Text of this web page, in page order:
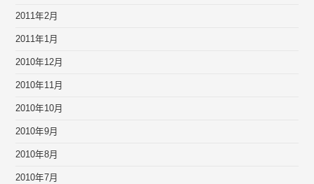
2011年2月
2011年1月
2010年12月
2010年11月
2010年10月
2010年9月
2010年8月
2010年7月